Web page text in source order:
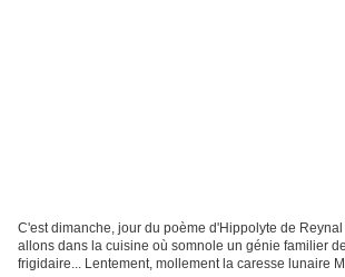
C'est dimanche, jour du poème d'Hippolyte de
allons dans la cuisine où somnole un génie familier
frigidaire... Lentement, mollement la caresse lunaire